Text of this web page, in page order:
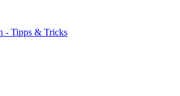
- Tipps & Tricks